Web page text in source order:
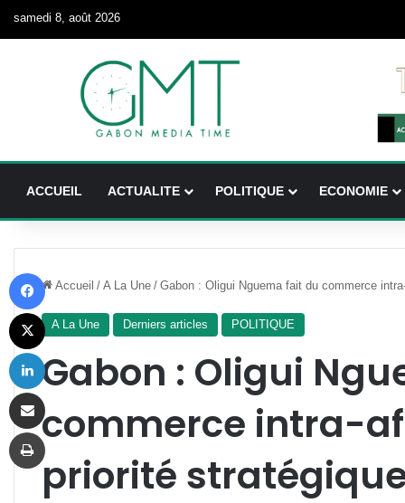
samedi 8, août 2026
ACCUEIL ACTUALITE POLITIQUE ECONOMIE
Accueil / A La Une / Gabon : Oligui Nguema fait du commerce
A La Une Derniers articles POLITIQUE
Gabon : Oligui
commerce intra-
priorité
X
Imprimer